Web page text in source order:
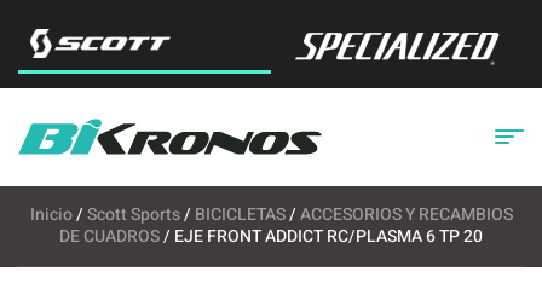
Inicio/Scott Sports/ BICICLETAS/ACCESORIOS Y RECAMBIOS
DE CUADROS/ EJE FRONT ADDICT RC/PLASMA 6 TP 20